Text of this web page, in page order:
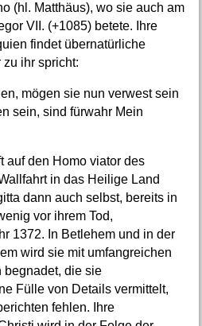
(hl. Matthäus), wo sie auch am
VII. (+1085) betete. Ihre
findet übernatürliche
zu ihr spricht:
mögen sie nun verwest sein
sein, sind fürwahr Mein
auf den Homo viator des
in das Heilige Land
dann auch selbst, bereits in
vor ihrem Tod,
1372. In Betlehem und in der
wird sie mit umfangreichen
begnadet, die sie
Fülle von Details vermittelt,
fehlen. Ihre